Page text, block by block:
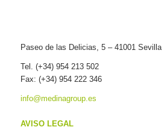
Paseo de las Delicias, 5 – 41001 Sevilla
Tel. (+34) 954 213 502
Fax: (+34) 954 222 346
info@medinagroup.es
AVISO LEGAL